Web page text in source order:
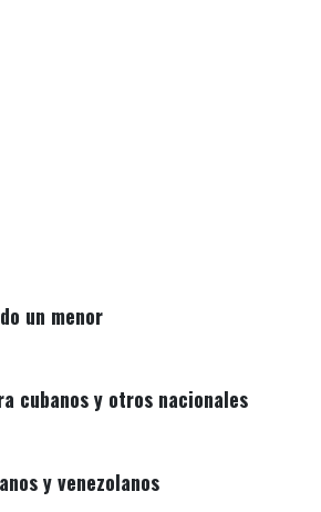
un menor
cubanos y otros nacionales
y venezolanos